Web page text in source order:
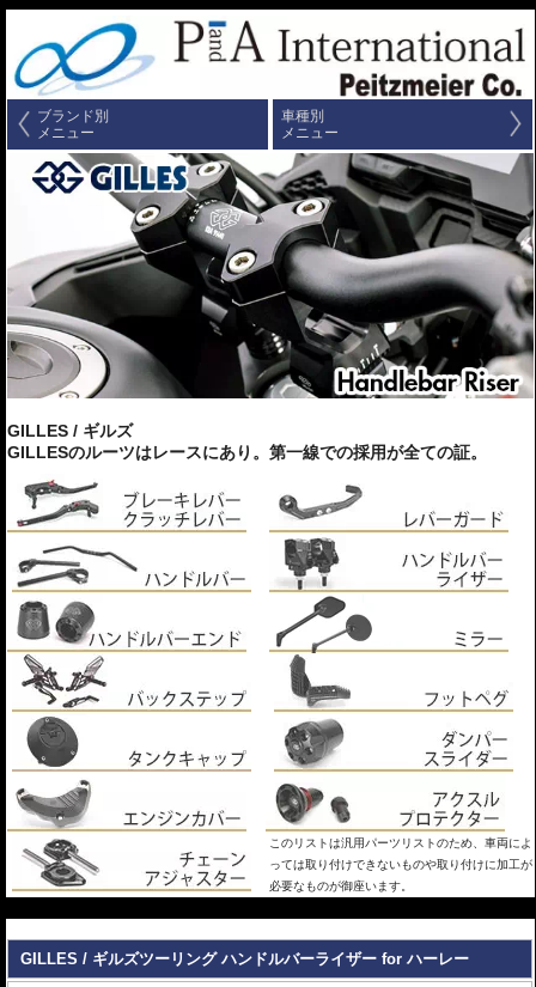
ブランド別
メニュー
車種別
メニュー
GILLES / ギルズ
GILLESのルーツはレースにあり。第一線での採用が全ての証。
このリストは汎用パーツリストのため、車両によ
っては取り付けできないものや取り付けに加工が
必要なものが御座います。
GILLES / ギルズツーリング ハンドルバーライザー for ハーレー